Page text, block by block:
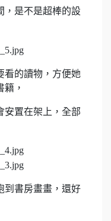
，是不是超棒的設
看的讀物，方便她
，
安置在架上，全部
到書房畫畫，還好